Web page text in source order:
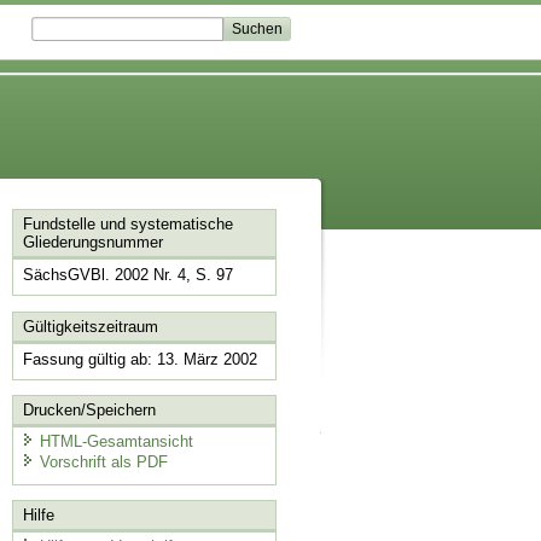
Fundstelle und systematische
Gliederungsnummer
SächsGVBl. 2002 Nr. 4, S. 97
Gültigkeitszeitraum
Fassung gültig ab: 13. März 2002
Drucken/Speichern
HTML-Gesamtansicht
Vorschrift als PDF
Hilfe